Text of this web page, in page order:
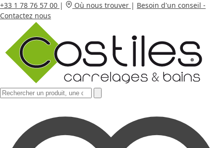
+33 1 78 76 57 00 | Où nous trouver | Besoin d'un conseil -
Contactez nous